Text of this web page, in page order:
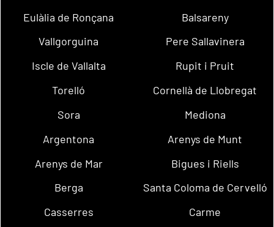
Eulàlia de Ronçana
Balsareny
Vallgorguina
Pere Sallavinera
Iscle de Vallalta
Rupit i Pruit
Torelló
Cornellà de Llobregat
Sora
Mediona
Argentona
Arenys de Munt
Arenys de Mar
Bigues i Riells
Berga
Santa Coloma de Cervelló
Casserres
Carme